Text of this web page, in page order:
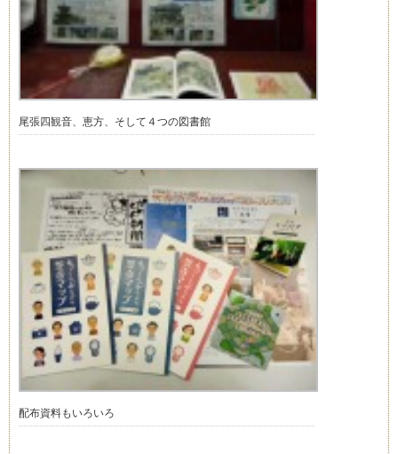
尾張四観音、恵方、そして４つの図書館
配布資料もいろいろ